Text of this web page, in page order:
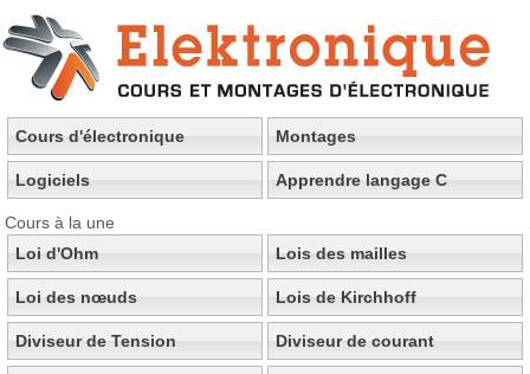
Cours d'électronique Montages
Logiciels Apprendre langage C
Cours à la une
Loi d'Ohm
Lois des mailles
Loi des nœuds Lois de Kirchhoff
Diviseur de Tension Diviseur de courant